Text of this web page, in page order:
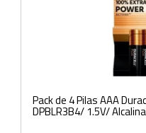
Pack de 4 Pilas AAA
DPBLR3B4/ 1.5V/